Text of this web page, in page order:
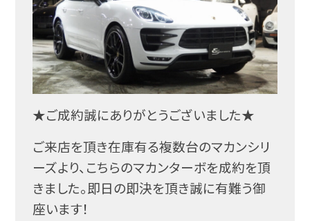
★ご成約誠にありがとうございました★
ご来店を頂き在庫有る複数台のマカンシリ
ーズより、こちらのマカンターボを成約を頂
きました。即日の即決を頂き誠に有難う御
座います！